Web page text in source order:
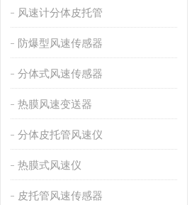
风速计分体皮托管
防爆型风速传感器
分体式风速传感器
热膜风速变送器
分体皮托管风速仪
热膜式风速仪
皮托管风速传感器